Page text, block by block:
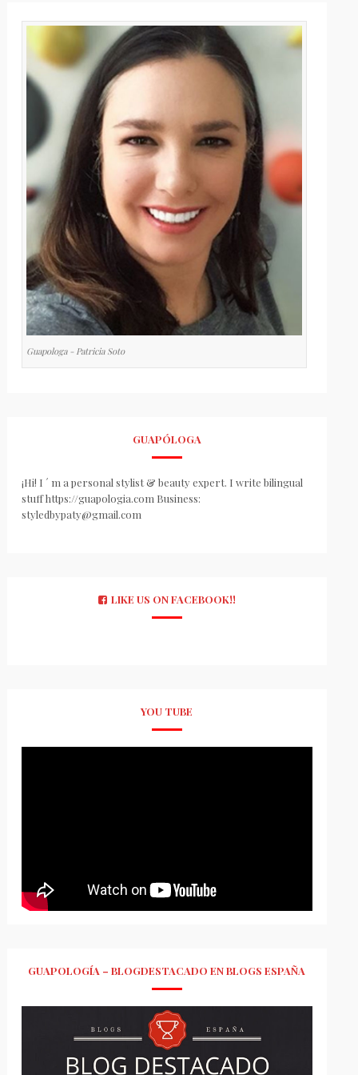
Guapologa - Patricia Soto
GUAPÓLOGA
¡Hi! I ´ m a personal stylist & beauty expert. I write bilingual
stuff https://guapologia.com Business:
styledbypaty@gmail.com
LIKE US ON FACEBOOK!!
YOU TUBE
GUAPOLOGÍA – BLOGDESTACADO EN BLOGS ESPAÑA